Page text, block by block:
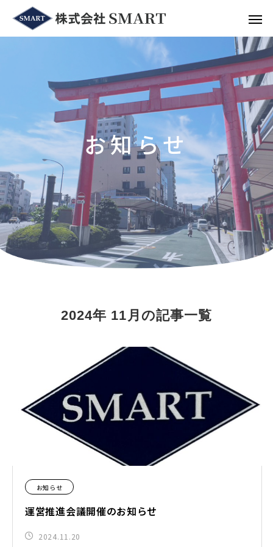
お知らせ
2024年 11月の記事一覧
お知らせ
運営推進会議開催のお知らせ
2024.11.20